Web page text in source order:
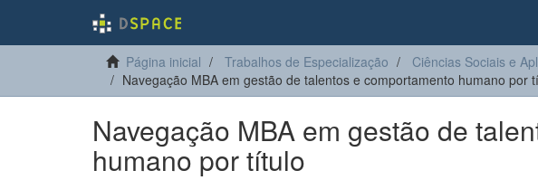
Página inicial Trabalhos de Especialização Ciências Sociais e
Navegação MBA em gestão de talentos e comportamento humano por
Navegação MBA em gestão de
humano por título